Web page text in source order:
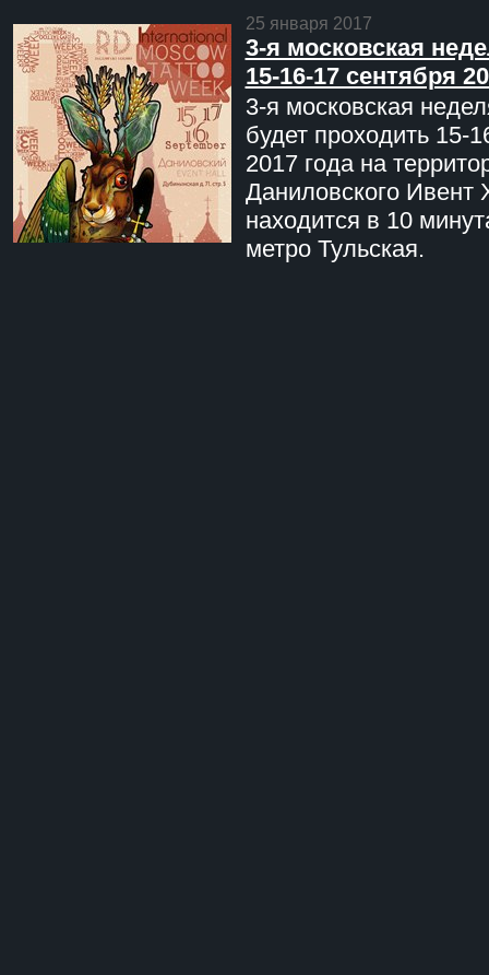
25 января 2017
3-я московская
15-16-17 сентября
3-я московская
будет проходить 15-
2017 года на
Даниловского Ивент
находится в 10
метро Тульская.